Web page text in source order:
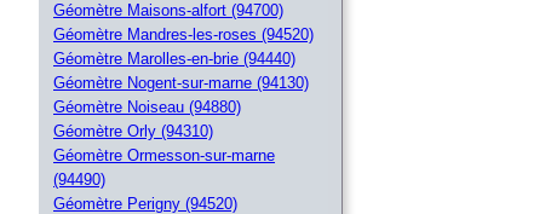
Géomètre Maisons-alfort (94700)
Géomètre Mandres-les-roses (94520)
Géomètre Marolles-en-brie (94440)
Géomètre Nogent-sur-marne (94130)
Géomètre Noiseau (94880)
Géomètre Orly (94310)
Géomètre Ormesson-sur-marne
(94490)
Géomètre Perigny (94520)